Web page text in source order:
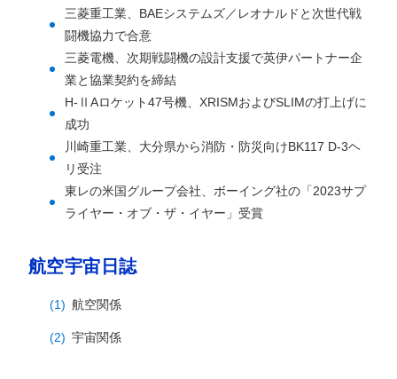
三菱重工業、BAEシステムズ／レオナルドと次世代戦
闘機協力で合意
三菱電機、次期戦闘機の設計支援で英伊パートナー企
業と協業契約を締結
H-ⅡAロケット47号機、XRISMおよびSLIMの打上げに
成功
川崎重工業、大分県から消防・防災向けBK117 D-3ヘ
リ受注
東レの米国グループ会社、ボーイング社の「2023サプ
ライヤー・オブ・ザ・イヤー」受賞
航空宇宙日誌
航空関係
宇宙関係